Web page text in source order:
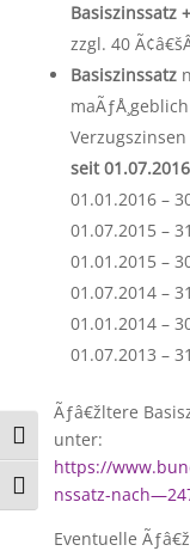
Umschalten auf
Schrift vergrößern
Basiszinssatz
zzgl. 40
Basiszinssatz
Verzugszinsen
seit
01.01.2016 –
01.07.2015 –
01.01.2015 –
01.07.2014 –
01.01.2014 –
01.07.2013 –
Ãƒâ€žltere
unter:
https://
nssatz-
Eventuelle